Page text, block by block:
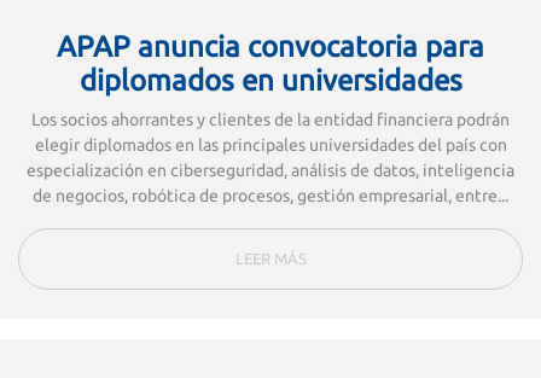
APAP anuncia convocatoria para
diplomados en universidades
Los socios ahorrantes y clientes de la entidad financiera podrán
elegir diplomados en las principales universidades del país con
especialización en ciberseguridad, análisis de datos, inteligencia
de negocios, robótica de procesos, gestión empresarial, entre...
LEER MÁS